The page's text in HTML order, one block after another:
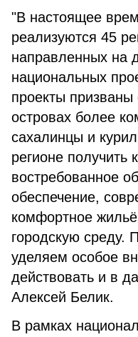
"В настоящее
реализуются 45
направленных на
национальных
проекты
островах более
сахалинцы и
регионе получить
востребованное
обеспечение,
комфортное
городскую среду.
уделяем особое
действовать и в
Алексей Белик.
В рамках